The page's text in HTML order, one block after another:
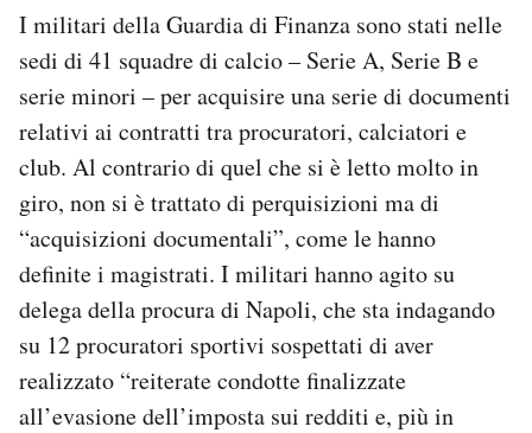
CALENDARIO
AREA PERSONALE
Area Personale
Newsletter
Regala il Post
Hai bisogno di aiuto?
Esci
I militari della Guardia di Finanza sono stati nelle
sedi di 41 squadre di calcio – Serie A, Serie B e
serie minori – per acquisire una serie di documenti
relativi ai contratti tra procuratori, calciatori e
club. Al contrario di quel che si è letto molto in
giro, non si è trattato di perquisizioni ma di
“acquisizioni documentali”, come le hanno
definite i magistrati. I militari hanno agito su
delega della procura di Napoli, che sta indagando
su 12 procuratori sportivi sospettati di aver
realizzato “reiterate condotte finalizzate
all’evasione dell’imposta sui redditi e, più in